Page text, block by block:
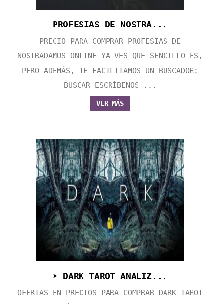
PROFESIAS DE NOSTRA...
PRECIO PARA COMPRAR PROFESIAS DE
NOSTRADAMUS ONLINE YA VES QUE SENCILLO ES,
PERO ADEMÁS, TE FACILITAMOS UN BUSCADOR:
BUSCAR ESCRÍBENOS ...
VER MÁS
➤ DARK TAROT ANALIZ...
OFERTAS EN PRECIOS PARA COMPRAR DARK TAROT